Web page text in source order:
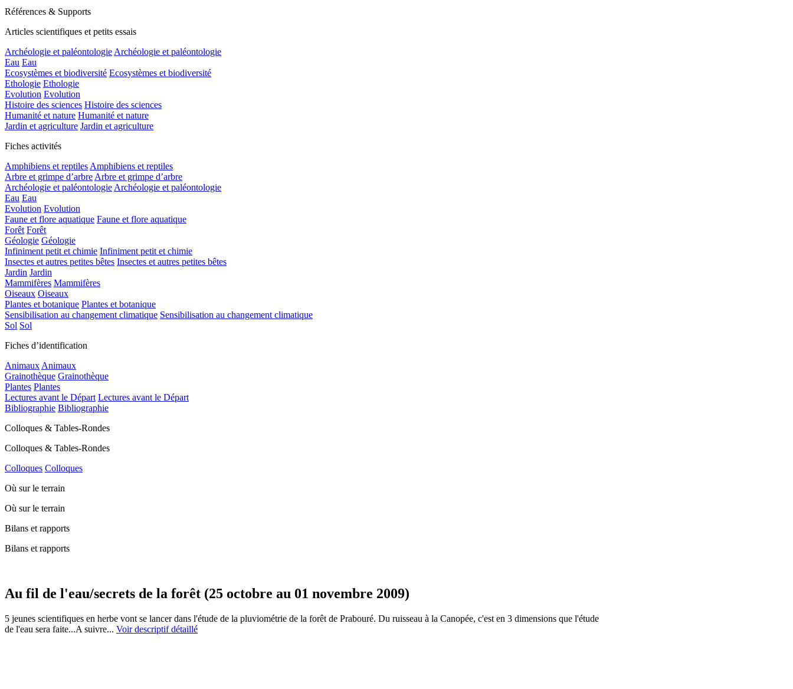
Références & Supports
Articles scientifiques et petits essais
Archéologie et paléontologie Archéologie et paléontologie
Eau Eau
Ecosystèmes et biodiversité Ecosystèmes et biodiversité
Ethologie Ethologie
Evolution Evolution
Histoire des sciences Histoire des sciences
Humanité et nature Humanité et nature
Jardin et agriculture Jardin et agriculture
Fiches activités
Amphibiens et reptiles Amphibiens et reptiles
Arbre et grimpe d’arbre Arbre et grimpe d’arbre
Archéologie et paléontologie Archéologie et paléontologie
Eau Eau
Evolution Evolution
Faune et flore aquatique Faune et flore aquatique
Forêt Forêt
Géologie Géologie
Infiniment petit et chimie Infiniment petit et chimie
Insectes et autres petites bêtes Insectes et autres petites bêtes
Jardin Jardin
Mammifères Mammifères
Oiseaux Oiseaux
Plantes et botanique Plantes et botanique
Sensibilisation au changement climatique Sensibilisation au changement climatique
Sol Sol
Fiches d’identification
Animaux Animaux
Grainothèque Grainothèque
Plantes Plantes
Lectures avant le Départ Lectures avant le Départ
Bibliographie Bibliographie
Colloques & Tables-Rondes
Colloques & Tables-Rondes
Colloques Colloques
Où sur le terrain
Où sur le terrain
Bilans et rapports
Bilans et rapports
Au fil de l'eau/secrets de la forêt (25 octobre au 01 novembre 2009)
5 jeunes scientifiques en herbe vont se lancer dans l'étude de la pluviométrie de la forêt de Prabouré. Du ruisseau à la Canopée, c'est en 3 dimensions que l'étude
de l'eau sera faite...A suivre... Voir descriptif détaillé